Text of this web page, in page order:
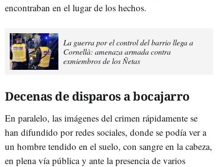
encontraban en el lugar de los hechos.
La guerra por el control del barrio llega a
Cornellà: amenaza armada contra
exmiembros de los Ñetas
Decenas de disparos a bocajarro
En paralelo, las imágenes del crimen rápidamente se
han difundido por redes sociales, donde se podía ver a
un hombre tendido en el suelo, con sangre en la cabeza,
en plena vía pública y ante la presencia de varios